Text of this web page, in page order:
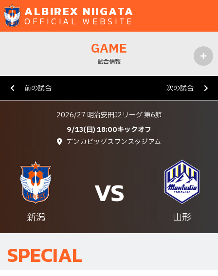
ALBIREX NIIGATA
OFFICIAL WEBSITE
GAME
試合情報
前の試合
次の試合
2026/27 明治安田J2リーグ 第6節
9/13(日) 18:00キックオフ
デンカビッグスワンスタジアム
新潟
VS
山形
SPECIAL